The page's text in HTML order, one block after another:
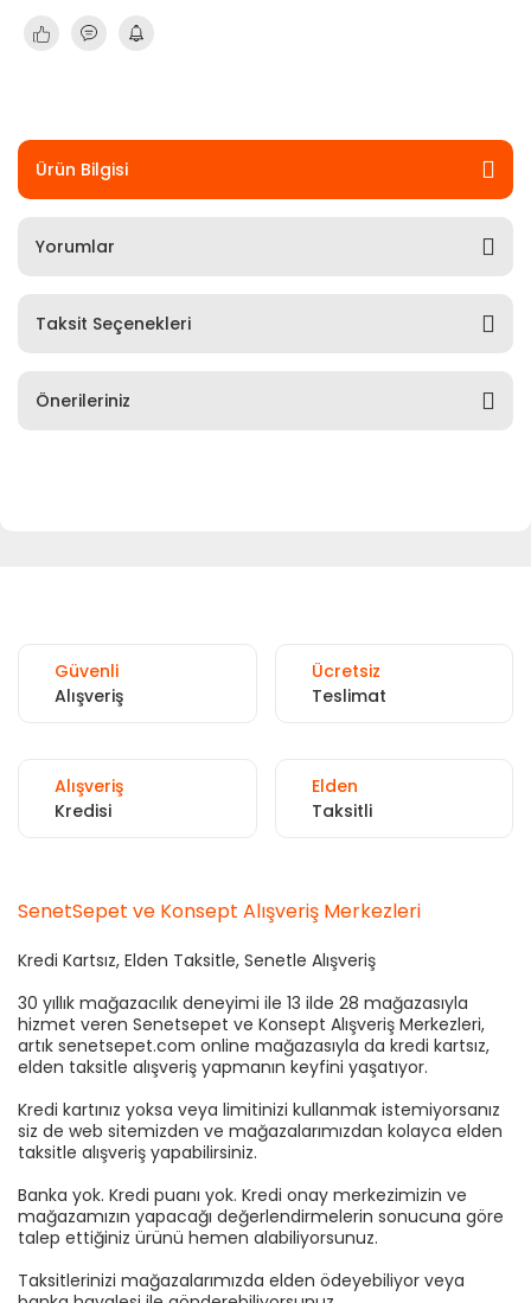
Ürün Bilgisi
Yorumlar
Taksit Seçenekleri
Önerileriniz
Güvenli
Alışveriş
Ücretsiz
Teslimat
Alışveriş
Kredisi
Elden
Taksitli
SenetSepet ve Konsept Alışveriş Merkezleri
Kredi Kartsız, Elden Taksitle, Senetle Alışveriş
30 yıllık mağazacılık deneyimi ile 13 ilde 28 mağazasıyla
hizmet veren Senetsepet ve Konsept Alışveriş Merkezleri,
artık senetsepet.com online mağazasıyla da kredi kartsız,
elden taksitle alışveriş yapmanın keyfini yaşatıyor.
Kredi kartınız yoksa veya limitinizi kullanmak istemiyorsanız
siz de web sitemizden ve mağazalarımızdan kolayca elden
taksitle alışveriş yapabilirsiniz.
Banka yok. Kredi puanı yok. Kredi onay merkezimizin ve
mağazamızın yapacağı değerlendirmelerin sonucuna göre
talep ettiğiniz ürünü hemen alabiliyorsunuz.
Taksitlerinizi mağazalarımızda elden ödeyebiliyor veya